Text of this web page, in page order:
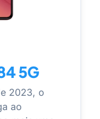
5G
2023, o
ao